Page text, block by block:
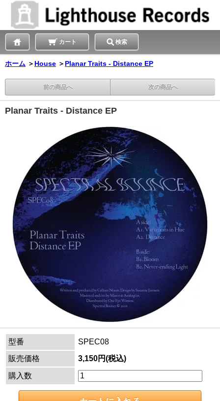
カート 検索
ホーム ＞ House ＞ Planar Traits - Distance EP
前の商品へ 次の商品へ
Planar Traits - Distance EP
型番
SPEC08
販売価格
3,150円(税込)
購入数